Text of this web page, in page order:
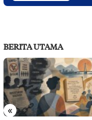
BERITA UTAMA
«